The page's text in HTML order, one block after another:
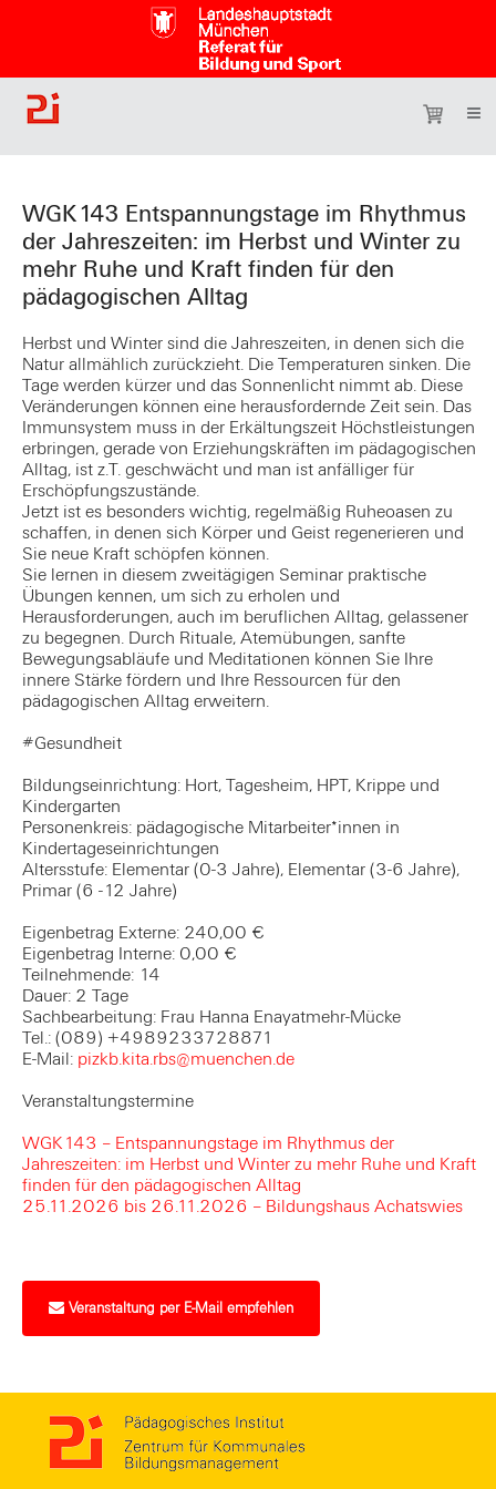
WGK143 Entspannungstage im Rhythmus
der Jahreszeiten: im Herbst und Winter zu
mehr Ruhe und Kraft finden für den
pädagogischen Alltag
Herbst und Winter sind die Jahreszeiten, in denen sich die
Natur allmählich zurückzieht. Die Temperaturen sinken. Die
Tage werden kürzer und das Sonnenlicht nimmt ab. Diese
Veränderungen können eine herausfordernde Zeit sein. Das
Immunsystem muss in der Erkältungszeit Höchstleistungen
erbringen, gerade von Erziehungskräften im pädagogischen
Alltag, ist z.T. geschwächt und man ist anfälliger für
Erschöpfungszustände.
Jetzt ist es besonders wichtig, regelmäßig Ruheoasen zu
schaffen, in denen sich Körper und Geist regenerieren und
Sie neue Kraft schöpfen können.
Sie lernen in diesem zweitägigen Seminar praktische
Übungen kennen, um sich zu erholen und
Herausforderungen, auch im beruflichen Alltag, gelassener
zu begegnen. Durch Rituale, Atemübungen, sanfte
Bewegungsabläufe und Meditationen können Sie Ihre
innere Stärke fördern und Ihre Ressourcen für den
pädagogischen Alltag erweitern.
#Gesundheit
Bildungseinrichtung: Hort, Tagesheim, HPT, Krippe und
Kindergarten
Personenkreis: pädagogische Mitarbeiter*innen in
Kindertageseinrichtungen
Altersstufe: Elementar (0-3 Jahre), Elementar (3-6 Jahre),
Primar (6 -12 Jahre)
Eigenbetrag Externe: 240,00 €
Eigenbetrag Interne: 0,00 €
Teilnehmende: 14
Dauer: 2 Tage
Sachbearbeitung: Frau Hanna Enayatmehr-Mücke
Tel.: (089) +4989233728871
E-Mail: pizkb.kita.rbs@muenchen.de
Veranstaltungstermine
WGK143 – Entspannungstage im Rhythmus der
Jahreszeiten: im Herbst und Winter zu mehr Ruhe und Kraft
finden für den pädagogischen Alltag
25.11.2026 bis 26.11.2026 – Bildungshaus Achatswies
Veranstaltung per E-Mail empfehlen